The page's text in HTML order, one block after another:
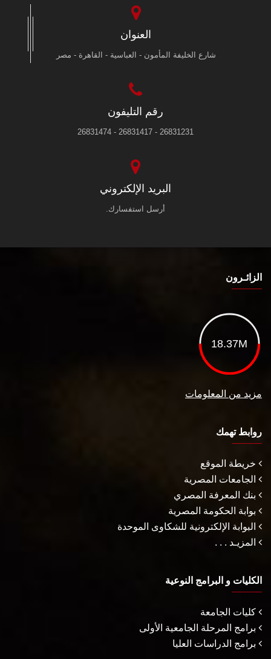
العنوان
شارع الخليفة المأمون - العباسية - القاهرة - مصر
رقم التليفون
26831231 - 26831417 - 26831474
البريد الإلكتروني
أرسل استفسارك.
الزائـرون
18.37M
مزيد من المعلومات
روابط تهمك
خريطة الموقع
الجامعات المصرية
بنك المعرفة المصري
بوابة الحكومة المصرية
البوابة الإلكترونية للشكاوى الموحدة
المزيـد . . .
الكليات و البرامج النوعية
كليات الجامعة
برامج المرحلة الجامعية الأولى
برامج الدراسات العليا